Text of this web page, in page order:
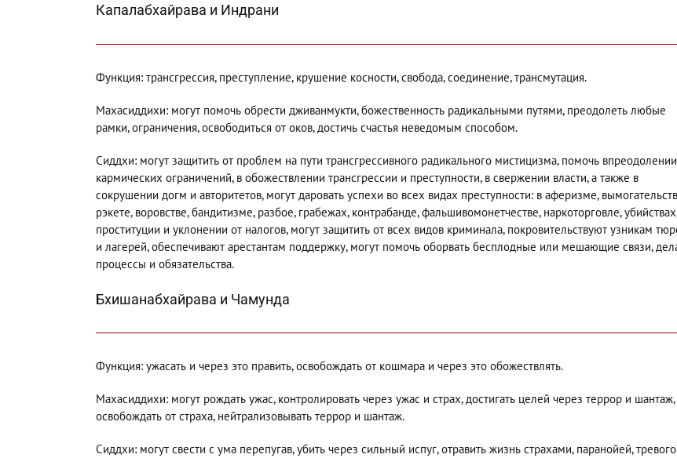
Капалабхайрава и Индрани
Функция: трансгрессия, преступление, крушение косности, свобода, соединение, трансмутация.
Махасиддихи: могут помочь обрести дживанмукти, божественность радикальными путями, преодолеть любые
рамки, ограничения, освободиться от оков, достичь счастья неведомым способом.
Сиддхи: могут защитить от проблем на пути трансгрессивного радикального мистицизма, помочь впреодолении
кармических ограничений, в обожествлении трансгрессии и преступности, в свержении власти, а также в
сокрушении догм и авторитетов, могут даровать успехи во всех видах преступности: в аферизме,
рэкете, воровстве, бандитизме, разбое, грабежах, контрабанде, фальшивомонетчестве, наркоторговле, убийствах,
проституции и уклонении от налогов, могут защитить от всех видов криминала, покровительствуют узникам
и лагерей, обеспечивают арестантам поддержку, могут помочь оборвать бесплодные или мешающие связи,
процессы и обязательства.
Бхишанабхайрава и Чамунда
Функция: ужасать и через это править, освобождать от кошмара и через это обожествлять.
Махасиддихи: могут рождать ужас, контролировать через ужас и страх, достигать целей через террор и шантаж,
освобождать от страха, нейтрализовывать террор и шантаж.
Сиддхи: могут свести с ума перепугав, убить через сильный испуг, отравить жизнь страхами, паранойей,